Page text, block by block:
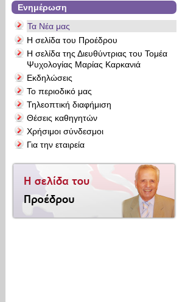
Ενημέρωση
Τα Νέα μας
Η σελίδα του Προέδρου
Η σελίδα της Διευθύντριας του Τομέα
Ψυχολογίας Μαρίας Καρκανιά
Εκδηλώσεις
Το περιοδικό μας
Τηλεοπτική διαφήμιση
Θέσεις καθηγητών
Χρήσιμοι σύνδεσμοι
Για την εταιρεία